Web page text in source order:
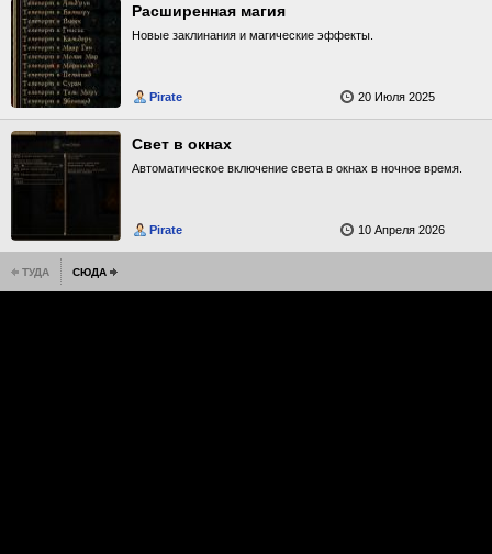
ТУДА СЮДА
Расширенная магия
Новые заклинания и магические эффекты.
Pirate 20 Июля 2025
Свет в окнах
Автоматическое включение света в окнах в ночное время.
Pirate 10 Апреля 2026